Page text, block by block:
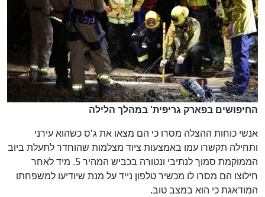
החיפושים בפארק גריפית' במהלך הלילה
אנשי כוחות ההצלה מסרו כי הם מצאו את ג'ס כשהוא עירני
ותחילה תקשרו עמו באמצעות ציוד מצלמות שהוחדר לתעלת ביוב
הממוקמת סמוך לנתיבי ונטורה בכביש המהיר 5. מיד לאחר
חילוצו הם מסרו לו מכשיר טלפון נייד על מנת שיודיעו למשפחתו
המודאגת כי הוא במצב טוב.